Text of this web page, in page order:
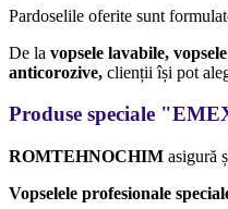
Pardoselile oferite sunt
De la vopsele lavabile,
anticorozive, clienții își pot
Produse speciale "
ROMTEHNOCHIM asigură
Vopselele profesionale